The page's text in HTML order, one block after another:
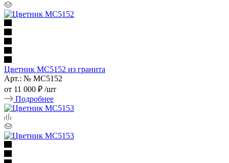
Цветник МС5152 из гранита
Арт.: № МС5152
от 11 000 ₽ /шт
Подробнее